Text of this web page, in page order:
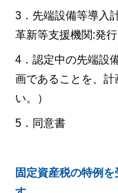
3．先端設備等導入
革新等支援機関:発行
4．認定中の先端設
画であることを、計
い。）
5．同意書
固定資産税の特例